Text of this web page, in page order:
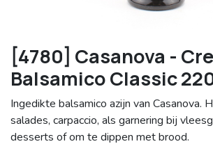
[4780] Casanova -
Balsamico Classic
Ingedikte balsamico azijn van Casanova.
salades, carpaccio, als garnering bij
desserts of om te dippen met brood.